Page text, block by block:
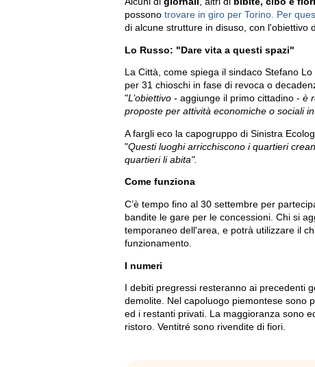
possono trovare in giro per Torino. Per
di alcune strutture in disuso, con l'obiettivo
Lo Russo: "Dare vita a questi spazi"
La Città, come spiega il sindaco Stefano
per 31 chioschi in fase di revoca o
"L’obiettivo - aggiunge il primo cittadino - è
proposte per attività economiche o sociali
A fargli eco la capogruppo di Sinistra
"Questi luoghi arricchiscono i quartieri
quartieri li abita".
Come funziona
C’è tempo fino al 30 settembre per
bandite le gare per le concessioni. Chi si
temporaneo dell'area, e potrà utilizzare il
funzionamento.
I numeri
I debiti pregressi resteranno ai precedenti
demolite. Nel capoluogo piemontese sono
ed i restanti privati. La maggioranza sono
ristoro. Ventitré sono rivendite di fiori.